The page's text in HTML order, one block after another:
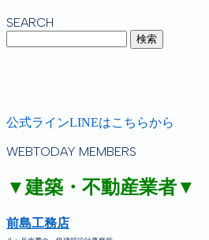
SEARCH
公式ラインLINEはこちらから
WEBTODAY MEMBERS
▼建築・不動産業者▼
前島工務店